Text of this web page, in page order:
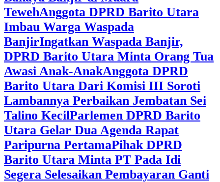
TewehAnggota DPRD Barito Utara
Imbau Warga Waspada
BanjirIngatkan Waspada Banjir,
DPRD Barito Utara Minta Orang Tua
Awasi Anak-AnakAnggota DPRD
Barito Utara Dari Komisi III Soroti
Lambannya Perbaikan Jembatan Sei
Talino KecilParlemen DPRD Barito
Utara Gelar Dua Agenda Rapat
Paripurna PertamaPihak DPRD
Barito Utara Minta PT Pada Idi
Segera Selesaikan Pembayaran Ganti